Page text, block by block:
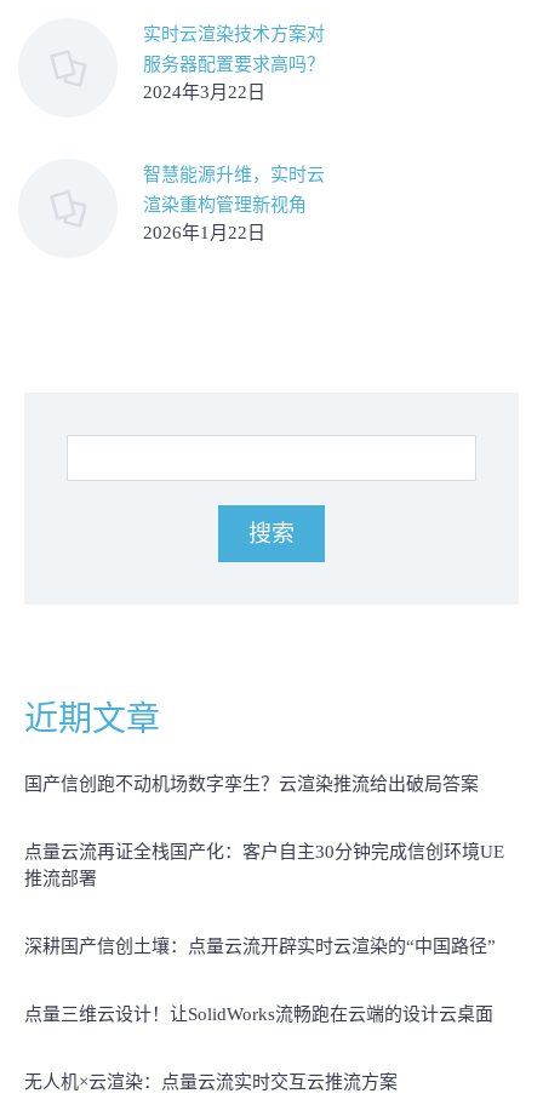
实时云渲染技术方案对
服务器配置要求高吗？
2024年3月22日
智慧能源升维，实时云
渲染重构管理新视角
2026年1月22日
近期文章
国产信创跑不动机场数字孪生？云渲染推流给出破局答案
点量云流再证全栈国产化：客户自主30分钟完成信创环境UE
推流部署
深耕国产信创土壤：点量云流开辟实时云渲染的“中国路径”
点量三维云设计！让SolidWorks流畅跑在云端的设计云桌面
无人机×云渲染：点量云流实时交互云推流方案